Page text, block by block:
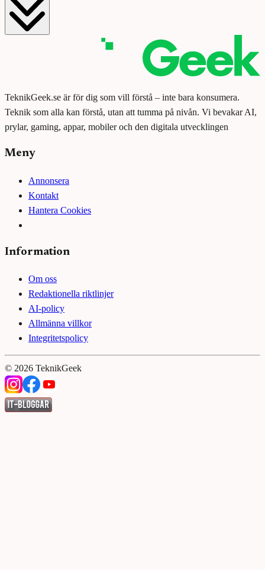
TeknikGeek.se är för dig som vill förstå – inte bara konsumera.
Teknik som alla kan förstå, utan att tumma på nivån. Vi bevakar AI,
prylar, gaming, appar, mobiler och den digitala utvecklingen
Meny
Annonsera
Kontakt
Hantera Cookies
Information
Om oss
Redaktionella riktlinjer
AI-policy
Allmänna villkor
Integritetspolicy
© 2026 TeknikGeek